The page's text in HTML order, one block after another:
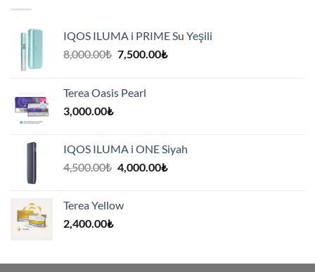
IQOS ILUMA i PRIME Su Yeşili
8,000.00₺ Orijinal
7,500.00₺Şu
Terea Oasis Pearl
3,000.00₺
IQOS ILUMA i ONE Siyah
4,500.00₺ Orijinal
4,000.00₺Şu
Terea Yellow
2,400.00₺